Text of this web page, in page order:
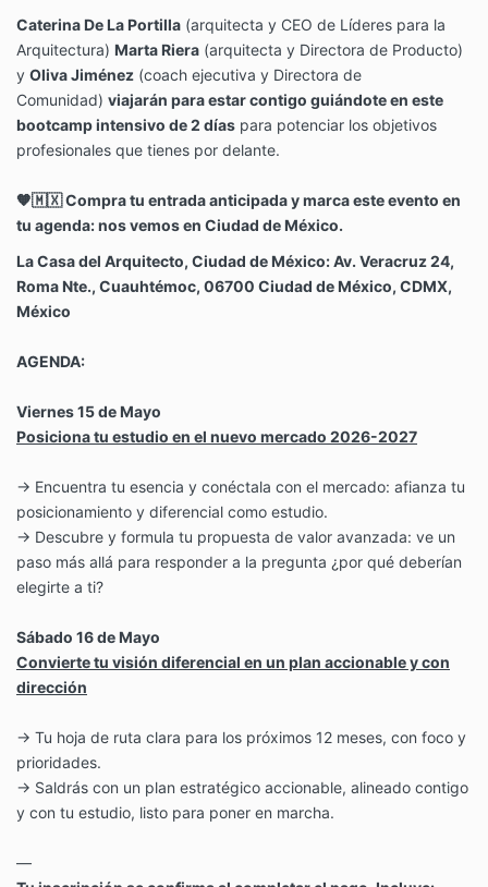
Caterina De La Portilla (arquitecta y CEO de Líderes para la
Arquitectura) Marta Riera (arquitecta y Directora de Producto)
y Oliva Jiménez (coach ejecutiva y Directora de
Comunidad) viajarán para estar contigo guiándote en este
bootcamp intensivo de 2 días para potenciar los objetivos
profesionales que tienes por delante.
🧡🇲🇽Compra tu entrada anticipada y marca este evento en
tu agenda: nos vemos en Ciudad de México.
La Casa del Arquitecto, Ciudad de México: Av. Veracruz 24,
Roma Nte., Cuauhtémoc, 06700 Ciudad de México, CDMX,
México
AGENDA:
Viernes 15 de Mayo
Posiciona tu estudio en el nuevo mercado 2026-2027
→ Encuentra tu esencia y conéctala con el mercado: afianza tu
posicionamiento y diferencial como estudio.
→ Descubre y formula tu propuesta de valor avanzada: ve un
paso más allá para responder a la pregunta ¿por qué deberían
elegirte a ti?
Sábado 16 de Mayo
Convierte tu visión diferencial en un plan accionable y con
dirección
→ Tu hoja de ruta clara para los próximos 12 meses, con foco y
prioridades.
→ Saldrás con un plan estratégico accionable, alineado contigo
y con tu estudio, listo para poner en marcha.
—